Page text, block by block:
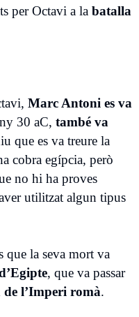
per Octavi a la batalla
Marc Antoni es va
30 aC, també va
que es va treure la
cobra egípcia, però
no hi ha proves
utilitzat algun tipus
que la seva mort va
, que va passar
l’Imperi romà.